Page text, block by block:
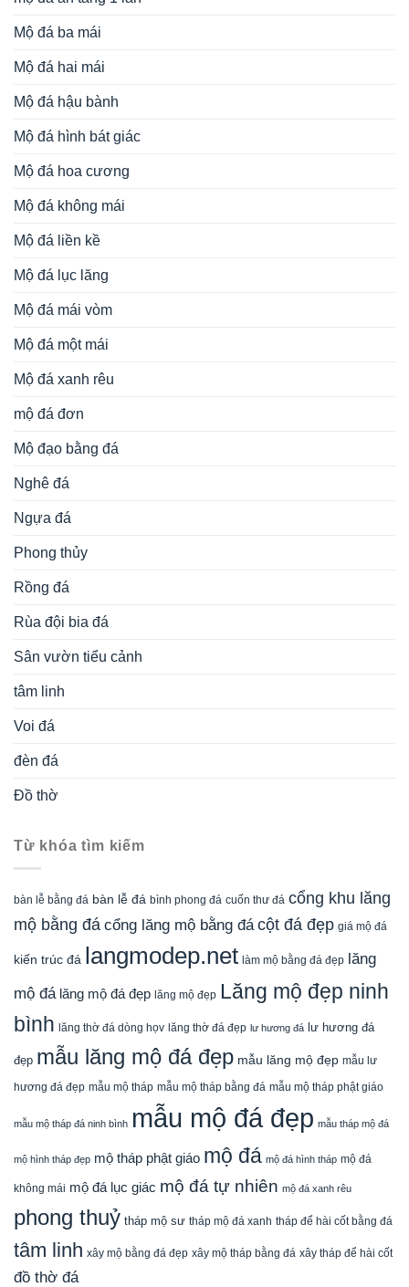
Mộ đá ba mái
Mộ đá hai mái
Mộ đá hậu bành
Mộ đá hình bát giác
Mộ đá hoa cương
Mộ đá không mái
Mộ đá liền kề
Mộ đá lục lăng
Mộ đá mái vòm
Mộ đá một mái
Mộ đá xanh rêu
mộ đá đơn
Mộ đạo bằng đá
Nghê đá
Ngựa đá
Phong thủy
Rồng đá
Rùa đội bia đá
Sân vườn tiểu cảnh
tâm linh
Voi đá
đèn đá
Đồ thờ
Từ khóa tìm kiếm
bàn lễ bằng đá bàn lễ đá bình phong đá cuốn thư đá cổng khu lăng
mộ bằng đá cổng lăng mộ bằng đá cột đá đẹp giá mộ đá
kiến trúc đá langmodep.net làm mộ bằng đá đẹp lăng
mộ đá lăng mộ đá đẹp lăng mộ đẹp Lăng mộ đẹp ninh
bình lăng thờ đá dòng họv lăng thờ đá đẹp lư hương đá lư hương đá
đẹp mẫu lăng mộ đá đẹp mẫu lăng mộ đẹp mẫu lư
hương đá đẹp mẫu mộ tháp mẫu mộ tháp bằng đá mẫu mộ tháp phật giáo
mẫu mộ tháp đá ninh bình mẫu mộ đá đẹp mẫu tháp mộ đá
mộ hình tháp đẹp mộ tháp phật giáo mộ đá mộ đá hình tháp mộ đá
không mái mộ đá lục giác mộ đá tự nhiên mộ đá xanh rêu
phong thuỷ tháp mộ sư tháp mộ đá xanh tháp để hài cốt bằng đá
tâm linh xây mộ bằng đá đẹp xây mộ tháp bằng đá xây tháp để hài cốt
đồ thờ đá